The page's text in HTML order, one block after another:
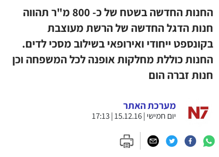
החנות החדשה בשטח של כ- 800 מ"ר תהווה
חנות הדגל החדשה של הרשת מעוצבת
בקונספט ייחודי ואירופאי בשילוב מסכי לדים.
החנות כוללת מחלקות אופנה לכל המשפחה וכן
חנות זברה הום
מערכת האתר
יום חמישי | 15.12.16 | 17:13